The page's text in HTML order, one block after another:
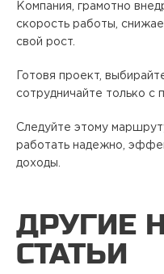
Компания, грамотно
скорость работы,
свой рост.
Готовя проект,
сотрудничайте только с
Следуйте этому
работать надежно,
доходы.
ДРУГИЕ
СТАТЬИ